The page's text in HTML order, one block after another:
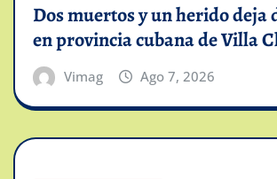
Dos muertos y un herido deja
en provincia cubana de Villa
Vimag Ago 7, 2026